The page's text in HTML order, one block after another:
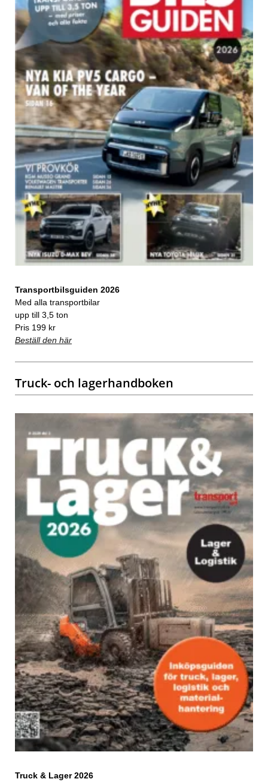
Transportbilsguiden 2026
Med alla transportbilar
upp till 3,5 ton
Pris 199 kr
Beställ den här
Truck- och lagerhandboken
Truck & Lager 2026